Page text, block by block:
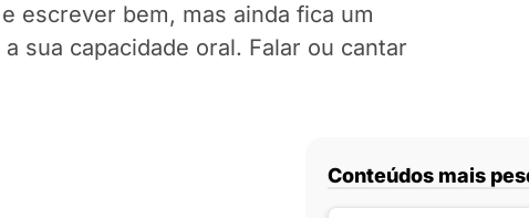
escrever bem, mas ainda fica um
sua capacidade oral. Falar ou cantar
Conteúdos mais